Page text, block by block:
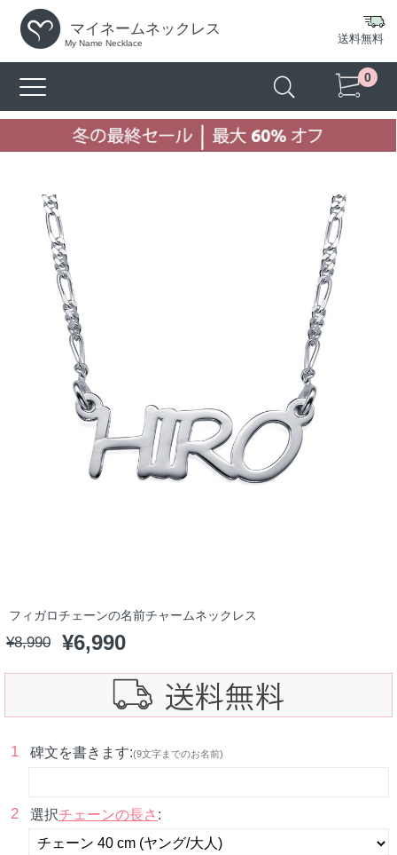
マイネームネックレス
My Name Necklace 送料無料
0
フィガロチェーンの名前チャームネックレス
¥8,990 ¥6,990
1 碑文を書きます:(9文字までのお名前)
2 選択チェーンの長さ :